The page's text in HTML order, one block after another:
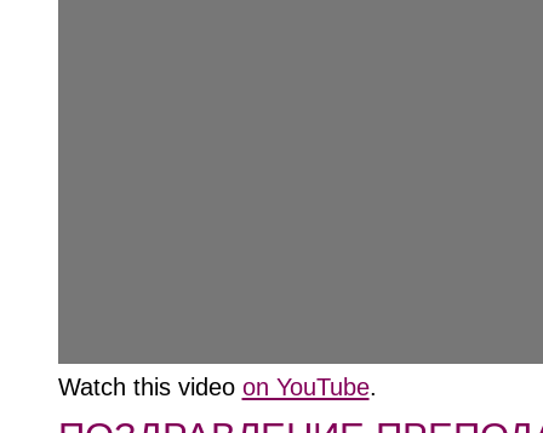
Watch this video on YouTube.